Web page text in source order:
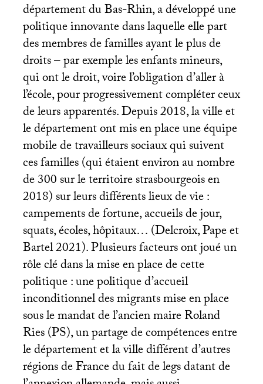
département du Bas-Rhin, a développé une
politique innovante dans laquelle elle part
des membres de familles ayant le plus de
droits – par exemple les enfants mineurs,
qui ont le droit, voire l’obligation d’aller à
l’école, pour progressivement compléter ceux
de leurs apparentés. Depuis 2018, la ville et
le département ont mis en place une équipe
mobile de travailleurs sociaux qui suivent
ces familles (qui étaient environ au nombre
de 300 sur le territoire strasbourgeois en
2018) sur leurs différents lieux de vie :
campements de fortune, accueils de jour,
squats, écoles, hôpitaux… (Delcroix, Pape et
Bartel 2021). Plusieurs facteurs ont joué un
rôle clé dans la mise en place de cette
politique : une politique d’accueil
inconditionnel des migrants mise en place
sous le mandat de l’ancien maire Roland
Ries (PS), un partage de compétences entre
le département et la ville différent d’autres
régions de France du fait de legs datant de